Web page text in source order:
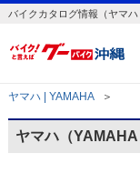
バイクカタログ情報（ヤマハ
ヤマハ | YAMAHA ＞
ヤマハ（